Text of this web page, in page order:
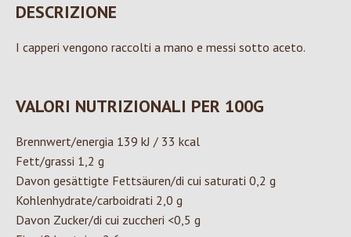
DESCRIZIONE
I capperi vengono raccolti a mano e messi sotto aceto.
VALORI NUTRIZIONALI PER 100G
Brennwert/energia 139 kJ / 33 kcal
Fett/grassi 1,2 g
Davon gesättigte Fettsäuren/di cui saturati 0,2 g
Kohlenhydrate/carboidrati 2,0 g
Davon Zucker/di cui zuccheri <0,5 g